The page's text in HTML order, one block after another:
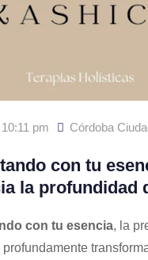
pm Córdoba
con tu
la profundidad
con tu esencia, la